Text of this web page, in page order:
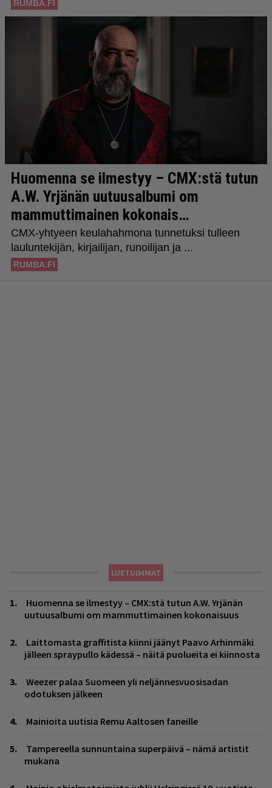
LUETUIMMAT
Huomenna se ilmestyy – CMX:stä tutun A.W. Yrjänän
uutuusalbumi om mammuttimainen kokonaisuus
Laittomasta graffitista kiinni jäänyt Paavo Arhinmäki
jälleen spraypullo kädessä – näitä puolueita ei kiinnosta
Weezer palaa Suomeen yli neljännesvuosisadan
odotuksen jälkeen
Mainioita uutisia Remu Aaltosen faneille
Tampereella sunnuntaina superpäivä – nämä artistit
mukana